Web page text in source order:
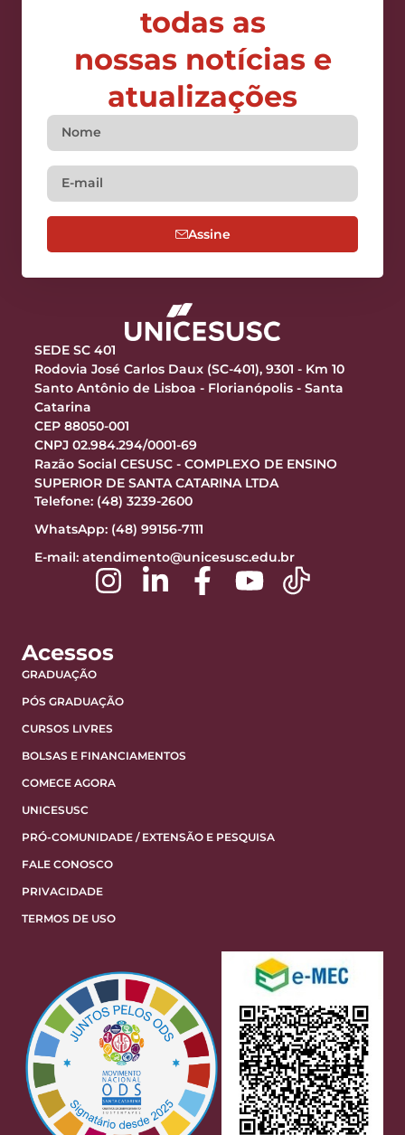
todas as
nossas notícias e
atualizações
Assine
SEDE SC 401
Rodovia José Carlos Daux (SC-401), 9301 - Km 10
Santo Antônio de Lisboa - Florianópolis - Santa
Catarina
CEP 88050-001
CNPJ 02.984.294/0001-69
Razão Social CESUSC - COMPLEXO DE ENSINO
SUPERIOR DE SANTA CATARINA LTDA
Telefone: (48) 3239-2600
WhatsApp: (48) 99156-7111
E-mail: atendimento@unicesusc.edu.br
Acessos
GRADUAÇÃO
PÓS GRADUAÇÃO
CURSOS LIVRES
BOLSAS E FINANCIAMENTOS
COMECE AGORA
UNICESUSC
PRÓ-COMUNIDADE / EXTENSÃO E PESQUISA
FALE CONOSCO
PRIVACIDADE
TERMOS DE USO